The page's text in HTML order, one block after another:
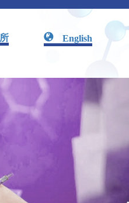
English